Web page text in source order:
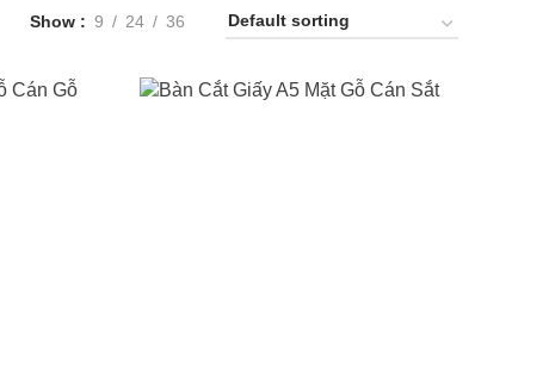
Show 9 24 36